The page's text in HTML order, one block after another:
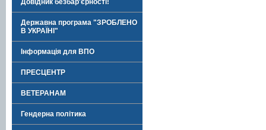
Довідник безбар'єрності!
Державна програма "ЗРОБЛЕНО
В УКРАЇНІ"
Інформація для ВПО
ПРЕСЦЕНТР
ВЕТЕРАНАМ
Гендерна політика